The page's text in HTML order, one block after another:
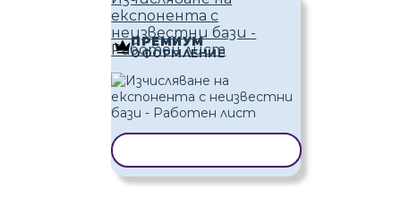
експонента с
неизвестни бази -
Работен лист
ПРЕМИУМ
ОФОРМЛЕНИЕ